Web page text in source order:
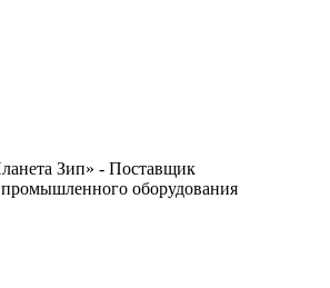
Зип» - Поставщик
оборудования